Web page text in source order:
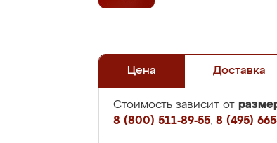
Цена Доставка
Стоимость зависит от
8 (800) 511-89-55, 8 (495)